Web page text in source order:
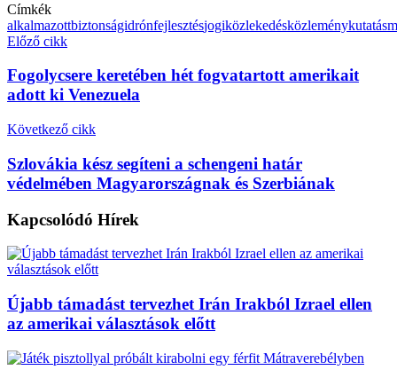
Címkék
alkalmazottbiztonságidrónfejlesztésjogiközlekedésközleménykutatás
Előző cikk
Fogolycsere keretében hét fogvatartott amerikait
adott ki Venezuela
Következő cikk
Szlovákia kész segíteni a schengeni határ
védelmében Magyarországnak és Szerbiának
Kapcsolódó Hírek
Újabb támadást tervezhet Irán Irakból Izrael ellen
az amerikai választások előtt